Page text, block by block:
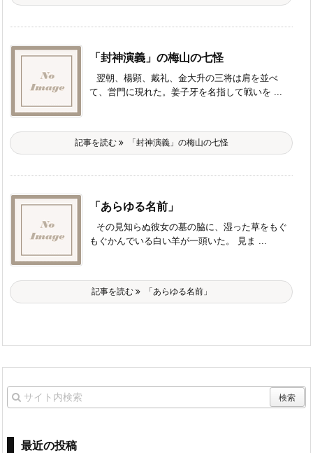
「封神演義」の梅山の七怪
翌朝、楊顕、戴礼、金大升の三将は肩を並べ
て、営門に現れた。姜子牙を名指して戦いを ...
記事を読む 「封神演義」の梅山の七怪
「あらゆる名前」
その見知らぬ彼女の墓の脇に、湿った草をもぐ
もぐかんでいる白い羊が一頭いた。 見ま ...
記事を読む 「あらゆる名前」
最近の投稿